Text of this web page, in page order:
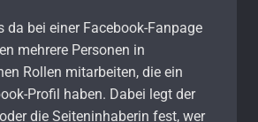
da bei einer Facebook-Fanpage
mehrere Personen in
Rollen mitarbeiten, die ein
Profil haben. Dabei legt der
die Seiteninhaberin fest, wer